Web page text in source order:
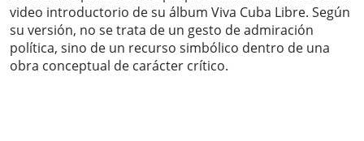
video introductorio de su álbum Viva Cuba Libre. Según
su versión, no se trata de un gesto de admiración
política, sino de un recurso simbólico dentro de una
obra conceptual de carácter crítico.